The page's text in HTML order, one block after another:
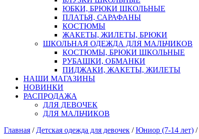
ЮБКИ, БРЮКИ ШКОЛЬНЫЕ
ПЛАТЬЯ, САРАФАНЫ
КОСТЮМЫ
ЖАКЕТЫ, ЖИЛЕТЫ, БРЮКИ
ШКОЛЬНАЯ ОДЕЖДА ДЛЯ МАЛЬЧИКОВ
КОСТЮМЫ, БРЮКИ ШКОЛЬНЫЕ
РУБАШКИ, ОБМАНКИ
ПИДЖАКИ, ЖАКЕТЫ, ЖИЛЕТЫ
НАШИ МАГАЗИНЫ
НОВИНКИ
РАСПРОДАЖА
ДЛЯ ДЕВОЧЕК
ДЛЯ МАЛЬЧИКОВ
Главная / Детская одежда для девочек /Юниор (7-14 лет) /